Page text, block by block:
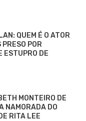
QUEM É O ATOR
PRESO POR
ESTUPRO DE
MONTEIRO DE
NAMORADA DO
RITA LEE